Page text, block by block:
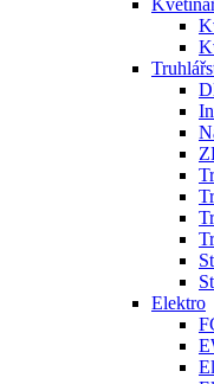
Elektro